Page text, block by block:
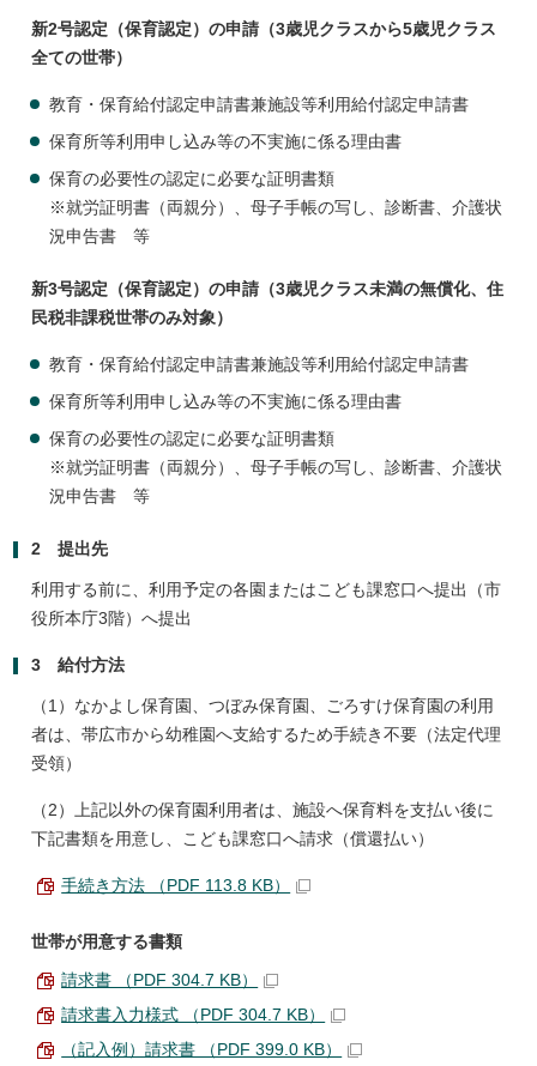
新2号認定（保育認定）の申請（3歳児クラスから5歳児クラス
全ての世帯）
教育・保育給付認定申請書兼施設等利用給付認定申請書
保育所等利用申し込み等の不実施に係る理由書
保育の必要性の認定に必要な証明書類
※就労証明書（両親分）、母子手帳の写し、診断書、介護状
況申告書 等
新3号認定（保育認定）の申請（3歳児クラス未満の無償化、住
民税非課税世帯のみ対象）
教育・保育給付認定申請書兼施設等利用給付認定申請書
保育所等利用申し込み等の不実施に係る理由書
保育の必要性の認定に必要な証明書類
※就労証明書（両親分）、母子手帳の写し、診断書、介護状
況申告書 等
2 提出先
利用する前に、利用予定の各園またはこども課窓口へ提出（市
役所本庁3階）へ提出
3 給付方法
（1）なかよし保育園、つぼみ保育園、ごろすけ保育園の利用
者は、帯広市から幼稚園へ支給するため手続き不要（法定代理
受領）
（2）上記以外の保育園利用者は、施設へ保育料を支払い後に
下記書類を用意し、こども課窓口へ請求（償還払い）
手続き方法 （PDF 113.8 KB）
世帯が用意する書類
請求書 （PDF 304.7 KB）
請求書入力様式 （PDF 304.7 KB）
（記入例）請求書 （PDF 399.0 KB）